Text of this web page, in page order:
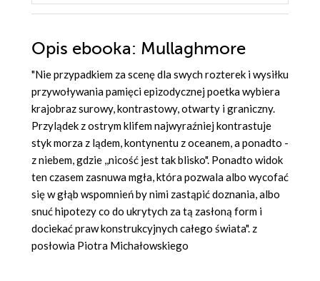
Opis ebooka: Mullaghmore
"Nie przypadkiem za scenę dla swych rozterek i wysiłku
przywoływania pamięci epizodycznej poetka wybiera
krajobraz surowy, kontrastowy, otwarty i graniczny.
Przylądek z ostrym klifem najwyraźniej kontrastuje
styk morza z lądem, kontynentu z oceanem, a ponadto -
z niebem, gdzie ,,nicość jest tak blisko". Ponadto widok
ten czasem zasnuwa mgła, która pozwala albo wycofać
się w głąb wspomnień by nimi zastąpić doznania, albo
snuć hipotezy co do ukrytych za tą zasłoną form i
dociekać praw konstrukcyjnych całego świata". z
posłowia Piotra Michałowskiego